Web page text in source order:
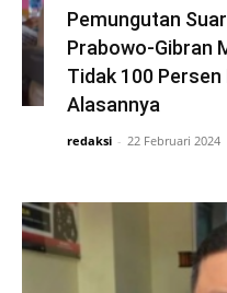
Pemungutan
Prabowo-Gibran
Tidak 100 Persen
Alasannya
redaksi - 22 Februari 2024